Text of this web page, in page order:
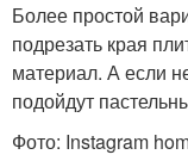
Более простой
подрезать края
материал. А если
подойдут
Фото: Instagram